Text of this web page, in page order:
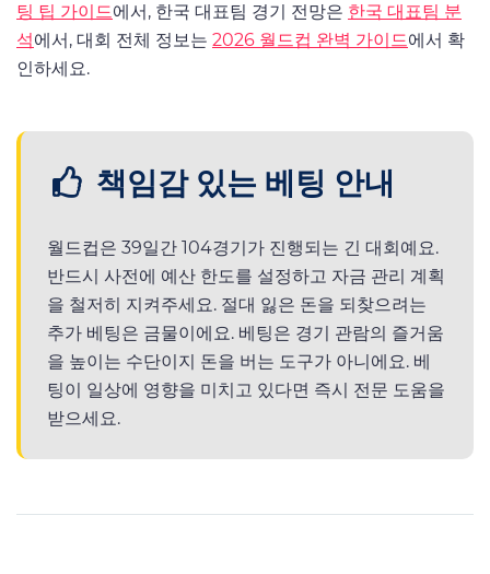
팅 팁 가이드에서, 한국 대표팀 경기 전망은 한국 대표팀 분
석에서, 대회 전체 정보는 2026 월드컵 완벽 가이드에서 확
인하세요.
책임감 있는 베팅 안내
월드컵은 39일간 104경기가 진행되는 긴 대회예요.
반드시 사전에 예산 한도를 설정하고 자금 관리 계획
을 철저히 지켜주세요. 절대 잃은 돈을 되찾으려는
추가 베팅은 금물이에요. 베팅은 경기 관람의 즐거움
을 높이는 수단이지 돈을 버는 도구가 아니에요. 베
팅이 일상에 영향을 미치고 있다면 즉시 전문 도움을
받으세요.